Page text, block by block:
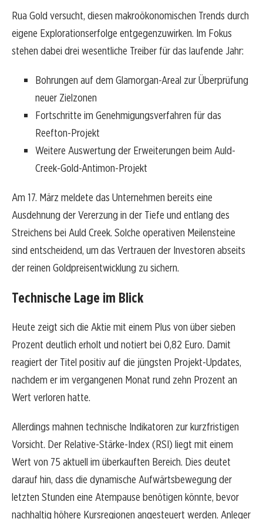
Rua Gold versucht, diesen makroökonomischen Trends durch
eigene Explorationserfolge entgegenzuwirken. Im Fokus
stehen dabei drei wesentliche Treiber für das laufende Jahr:
Bohrungen auf dem Glamorgan-Areal zur Überprüfung
neuer Zielzonen
Fortschritte im Genehmigungsverfahren für das
Reefton-Projekt
Weitere Auswertung der Erweiterungen beim Auld-
Creek-Gold-Antimon-Projekt
Am 17. März meldete das Unternehmen bereits eine
Ausdehnung der Vererzung in der Tiefe und entlang des
Streichens bei Auld Creek. Solche operativen Meilensteine
sind entscheidend, um das Vertrauen der Investoren abseits
der reinen Goldpreisentwicklung zu sichern.
Technische Lage im Blick
Heute zeigt sich die Aktie mit einem Plus von über sieben
Prozent deutlich erholt und notiert bei 0,82 Euro. Damit
reagiert der Titel positiv auf die jüngsten Projekt-Updates,
nachdem er im vergangenen Monat rund zehn Prozent an
Wert verloren hatte.
Allerdings mahnen technische Indikatoren zur kurzfristigen
Vorsicht. Der Relative-Stärke-Index (RSI) liegt mit einem
Wert von 75 aktuell im überkauften Bereich. Dies deutet
darauf hin, dass die dynamische Aufwärtsbewegung der
letzten Stunden eine Atempause benötigen könnte, bevor
nachhaltig höhere Kursregionen angesteuert werden. Anleger